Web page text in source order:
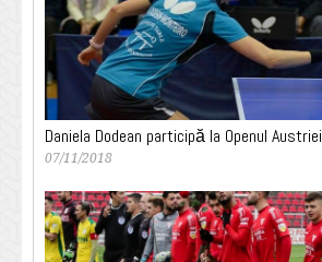
Daniela Dodean participă la Openul Austriei
07/11/2018